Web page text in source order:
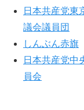
日本共産党東
議会議員団
しんぶん赤旗
日本共産党中
員会